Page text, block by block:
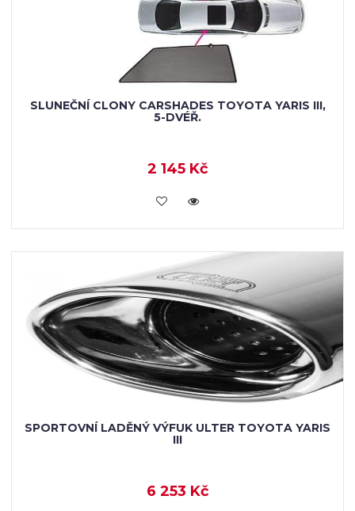
SLUNEČNÍ CLONY CARSHADES TOYOTA YARIS III,
5-DVÉŘ.
2 145 Kč
KOUPIT
SPORTOVNÍ LADĚNÝ VÝFUK ULTER TOYOTA YARIS
III
6 253 Kč